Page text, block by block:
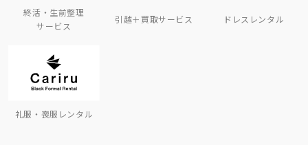
終活・生前整理
サービス
引越＋買取サービス ドレスレンタル
礼服・喪服レンタル